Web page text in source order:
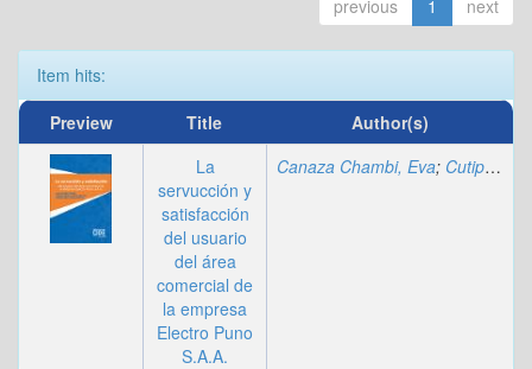
previous 1 next
Item hits:
Preview
Title
Author(s)
La
servucción y
satisfacción
del usuario
del área
comercial de
la empresa
Electro Puno
S.A.A.
Canaza Chambi, Eva; Cutipa Limache, Alberto Magno